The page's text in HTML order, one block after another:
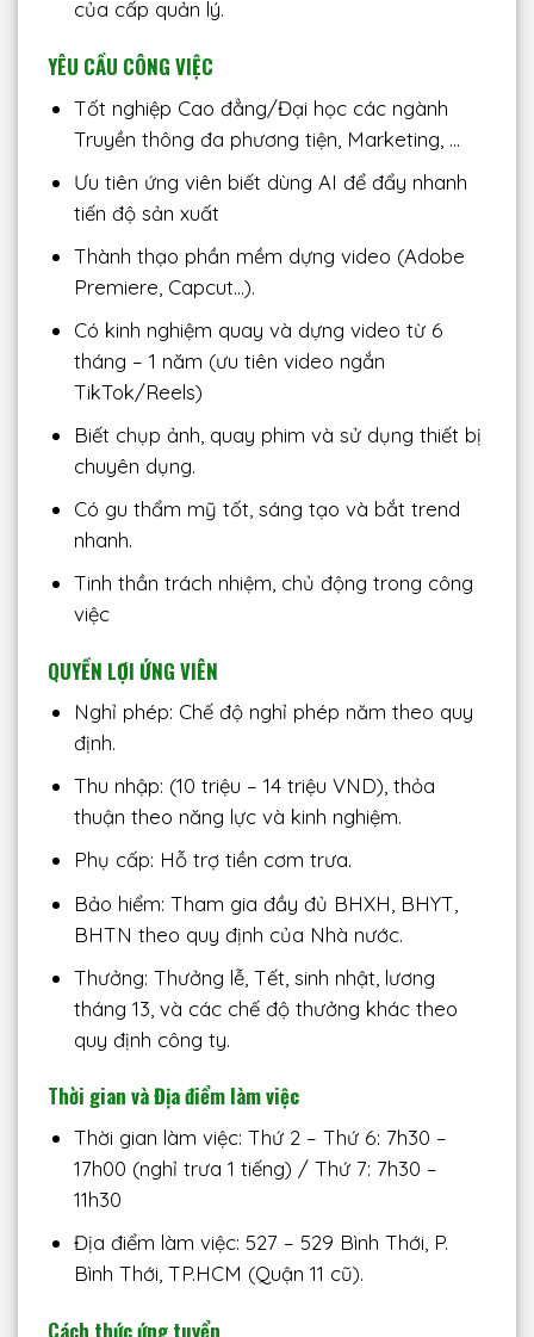
của cấp quản lý.
YÊU CẦU CÔNG VIỆC
Tốt nghiệp Cao đẳng/Đại học các ngành
Truyền thông đa phương tiện, Marketing, …
Ưu tiên ứng viên biết dùng AI để đẩy nhanh
tiến độ sản xuất
Thành thạo phần mềm dựng video (Adobe
Premiere, Capcut…).
Có kinh nghiệm quay và dựng video từ 6
tháng – 1 năm (ưu tiên video ngắn
TikTok/Reels)
Biết chụp ảnh, quay phim và sử dụng thiết bị
chuyên dụng.
Có gu thẩm mỹ tốt, sáng tạo và bắt trend
nhanh.
Tinh thần trách nhiệm, chủ động trong công
việc
QUYỀN LỢI ỨNG VIÊN
Nghỉ phép: Chế độ nghỉ phép năm theo quy
định.
Thu nhập: (10 triệu – 14 triệu VND), thỏa
thuận theo năng lực và kinh nghiệm.
Phụ cấp: Hỗ trợ tiền cơm trưa.
Bảo hiểm: Tham gia đầy đủ BHXH, BHYT,
BHTN theo quy định của Nhà nước.
Thưởng: Thưởng lễ, Tết, sinh nhật, lương
tháng 13, và các chế độ thưởng khác theo
quy định công ty.
Thời gian và Địa điểm làm việc
Thời gian làm việc: Thứ 2 – Thứ 6: 7h30 –
17h00 (nghỉ trưa 1 tiếng) / Thứ 7: 7h30 –
11h30
Địa điểm làm việc: 527 – 529 Bình Thới, P.
Bình Thới, TP.HCM (Quận 11 cũ).
Cách thức ứng tuyển